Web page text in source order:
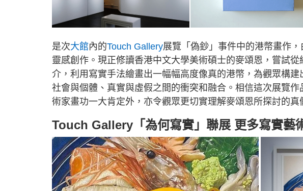
是次大館內的Touch Gallery展覽「偽鈔」事件中的港幣畫作
靈感創作。現正修讀香港中文大學美術碩士的麥頌恩，嘗試
介，利用寫實手法繪畫出一幅幅高度像真的港幣，為觀眾構
社會與個體、真實與虛假之間的衝突和融合。相信這次展覽
術家畫功一大肯定外，亦令觀眾更切實理解麥頌恩所探討的真
Touch Gallery「為何寫實」聯展 更多寫實藝